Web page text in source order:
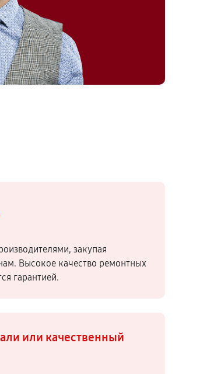
закупая
Высокое качество ремонтных
гарантией.
или качественный